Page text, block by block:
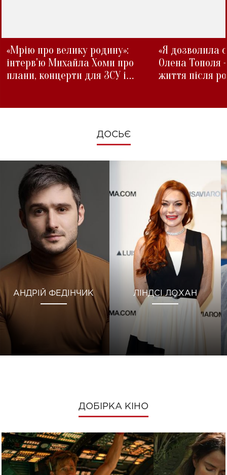
«Мрію про велику родину»:
інтерв'ю Михайла Хоми про
плани, концерти для ЗСУ і
«Я дозволила
Олена Тополя
життя після
ДОСЬЄ
АНДРІЙ ФЕДІНЧИК ЛІНДСІ ЛОХАН
ДОБІРКА КІНО